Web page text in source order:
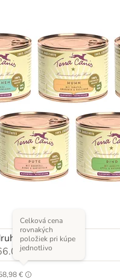
€
Celková cena
rovnakých
položiek pri kúpe
jednotlivo